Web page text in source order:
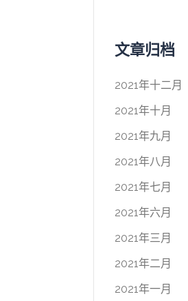
文章归档
2021年十二月
2021年十月
2021年九月
2021年八月
2021年七月
2021年六月
2021年三月
2021年二月
2021年一月